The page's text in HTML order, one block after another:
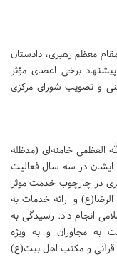
سال 1391 تا سال 1400 با حکم مقام معظم رهبری، دادستان
سال 1376، ایشان به پیشنهاد برخی اعضای مؤثر
و تصویب شورای مرکزی
الله العظمی خامنه‌ای (مدظله
در سه سال فعالیت
در چارچوب خدمت موثر
و ارائه خدمات به
انجام داد. رسیدگی به
به مجاوران و به ویژه
و مکتب اهل بیت(ع)